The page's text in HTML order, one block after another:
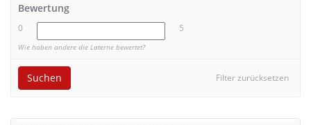
Bewertung
0 5
Wie haben andere die Laterne bewertet?
Filter zurücksetzen
Suchen